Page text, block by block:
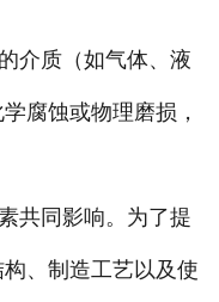
介质（如气体、液
腐蚀或物理磨损，
共同影响。为了提
、制造工艺以及使